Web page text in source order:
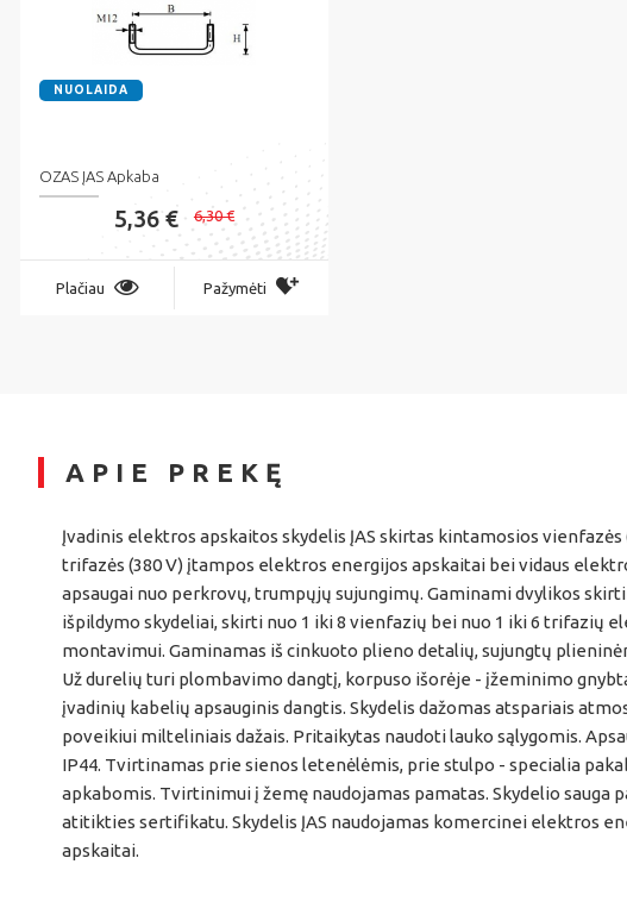
NUOLAIDA
OZAS ĮAS Apkaba
5,36 € 6,30 €
Plačiau Pažymėti
APIE PREKĘ
Įvadinis elektros apskaitos skydelis ĮAS skirtas kintamosios vienfazės
trifazės (380 V) įtampos elektros energijos apskaitai bei vidaus
apsaugai nuo perkrovų, trumpųjų sujungimų. Gaminami dvylikos
išpildymo skydeliai, skirti nuo 1 iki 8 vienfazių bei nuo 1 iki 6 trifazių
montavimui. Gaminamas iš cinkuoto plieno detalių, sujungtų
Už durelių turi plombavimo dangtį, korpuso išorėje - įžeminimo
įvadinių kabelių apsauginis dangtis. Skydelis dažomas atspariais
poveikiui milteliniais dažais. Pritaikytas naudoti lauko sąlygomis.
IP44. Tvirtinamas prie sienos letenėlėmis, prie stulpo - specialia
apkabomis. Tvirtinimui į žemę naudojamas pamatas. Skydelio sauga
atitikties sertifikatu. Skydelis ĮAS naudojamas komercinei elektros
apskaitai.